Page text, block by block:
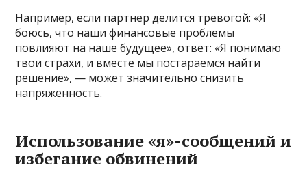
Например, если партнер делится тревогой: «Я
боюсь, что наши финансовые проблемы
повлияют на наше будущее», ответ: «Я понимаю
твои страхи, и вместе мы постараемся найти
решение», — может значительно снизить
напряженность.
Использование «я»-сообщений и
избегание обвинений